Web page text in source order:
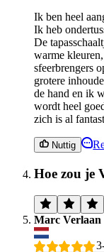
Ik ben heel
Ik heb
De
warme
sfeerbrengers
grotere
de hand en ik
wordt heel
zich is al
Nuttig
Hoe zou je
Marc Verlaan